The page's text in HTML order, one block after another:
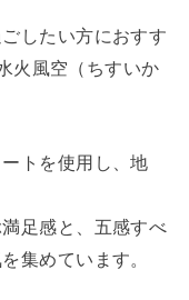
したい方におすす
火風空（ちすいか
トを使用し、地
足感と、五感すべ
集めています。